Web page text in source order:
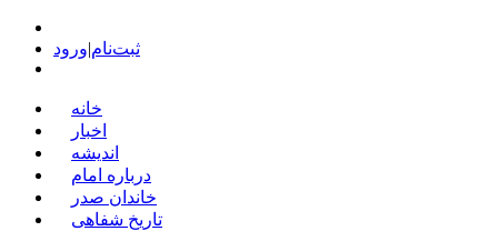
ثبت‌نام|ورود
خانه
اخبار
اندیشه
درباره امام
خاندان صدر
تاریخ شفاهی